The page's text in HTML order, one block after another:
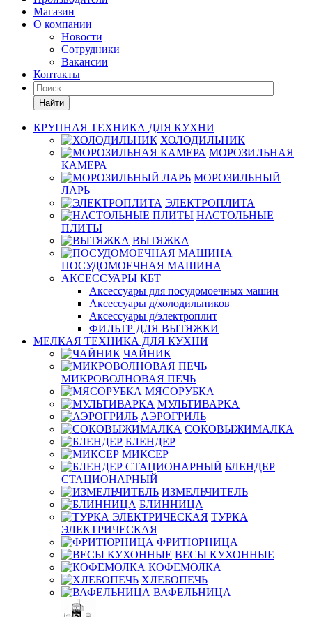
Магазин
О компании
Новости
Сотрудники
Вакансии
Контакты
Найти
КРУПНАЯ ТЕХНИКА ДЛЯ КУХНИ
ХОЛОДИЛЬНИК
МОРОЗИЛЬНАЯ
КАМЕРА
МОРОЗИЛЬНЫЙ
ЛАРЬ
ЭЛЕКТРОПЛИТА
НАСТОЛЬНЫЕ
ПЛИТЫ
ВЫТЯЖКА
ПОСУДОМОЕЧНАЯ МАШИНА
АКСЕССУАРЫ КБТ
Аксессуары для посудомоечных машин
Аксессуары д/холодильников
Аксессуары д/электроплит
ФИЛЬТР ДЛЯ ВЫТЯЖКИ
МЕЛКАЯ ТЕХНИКА ДЛЯ КУХНИ
ЧАЙНИК
МИКРОВОЛНОВАЯ ПЕЧЬ
МЯСОРУБКА
МУЛЬТИВАРКА
АЭРОГРИЛЬ
СОКОВЫЖИМАЛКА
БЛЕНДЕР
МИКСЕР
БЛЕНДЕР
СТАЦИОНАРНЫЙ
ИЗМЕЛЬЧИТЕЛЬ
БЛИННИЦА
ТУРКА
ЭЛЕКТРИЧЕСКАЯ
ФРИТЮРНИЦА
ВЕСЫ КУХОННЫЕ
КОФЕМОЛКА
ХЛЕБОПЕЧЬ
ВАФЕЛЬНИЦА